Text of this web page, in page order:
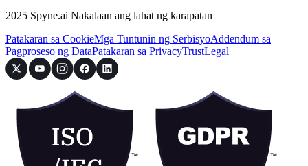
2025 Spyne.ai Nakalaan ang lahat ng karapatan
Patakaran sa CookieMga Tuntunin ng SerbisyoAddendum sa
Pagproseso ng DataPatakaran sa PrivacyTrustLegal